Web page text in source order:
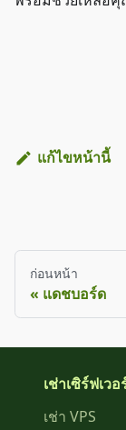
แก้ไขหน้านี้
ก่อนหน้า
แดชบอร์ด
เช่าเซิร์ฟเวอ
เช่า VPS